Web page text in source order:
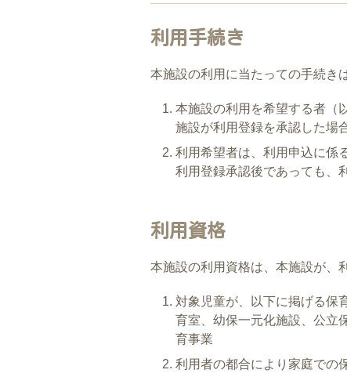
利用手続き
本施設の利用に当たっての手続き
本施設の利用を希望する者（
施設が利用登録を承認した場
利用希望者は、利用申込に係
利用登録承認後であっても、
利用資格
本施設の利用資格は、本施設が、
対象児童が、以下に掲げる保
育室、幼保一元化施設、公立
育事業
利用者の都合により家庭での